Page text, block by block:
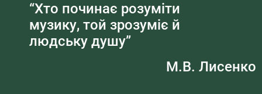
“Хто починає розуміти
музику, той зрозуміє й
людську душу”
М.В. Лисенко